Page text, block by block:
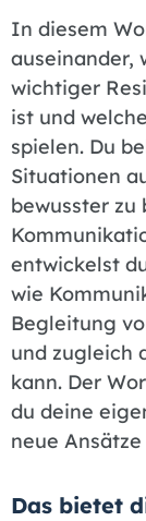
In diesem
auseinander,
wichtiger
ist und
spielen. Du
Situationen
bewusster
entwickelst
wie
Begleitung
und zugleich
kann. Der
du deine
neue
Das bietet